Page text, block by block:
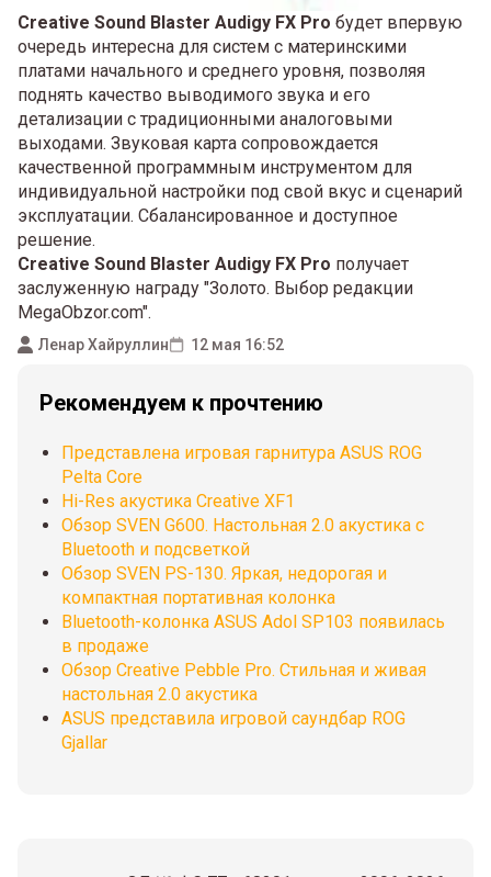
Creative Sound Blaster Audigy FX Pro будет впервую
очередь интересна для систем с материнскими
платами начального и среднего уровня, позволяя
поднять качество выводимого звука и его
детализации с традиционными аналоговыми
выходами. Звуковая карта сопровождается
качественной программным инструментом для
индивидуальной настройки под свой вкус и сценарий
эксплуатации. Сбалансированное и доступное
решение.
Creative Sound Blaster Audigy FX Pro получает
заслуженную награду "Золото. Выбор редакции
MegaObzor.com".
Ленар Хайруллин 12 мая 16:52
Рекомендуем к прочтению
Представлена игровая гарнитура ASUS ROG
Pelta Core
Hi-Res акустика Creative XF1
Обзор SVEN G600. Настольная 2.0 акустика с
Bluetooth и подсветкой
Обзор SVEN PS-130. Яркая, недорогая и
компактная портативная колонка
Bluetooth-колонка ASUS Adol SP103 появилась
в продаже
Обзор Creative Pebble Pro. Стильная и живая
настольная 2.0 акустика
ASUS представила игровой саундбар ROG
Gjallar